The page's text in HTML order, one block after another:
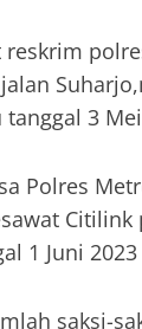
3
Polres
1 Juni
saksi-